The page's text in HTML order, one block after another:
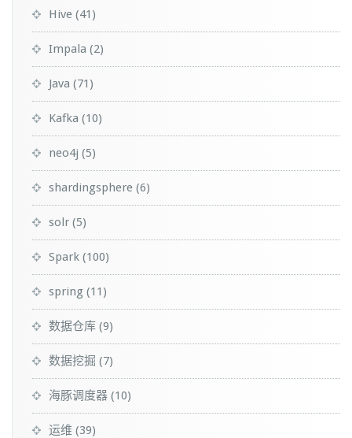
Hive (41)
Impala (2)
Java (71)
Kafka (10)
neo4j (5)
shardingsphere (6)
solr (5)
Spark (100)
spring (11)
数据仓库 (9)
数据挖掘 (7)
海豚调度器 (10)
运维 (39)